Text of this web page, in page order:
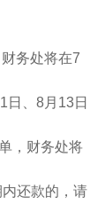
务处将在7
日、8月13日
，财务处将
还款的，请